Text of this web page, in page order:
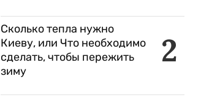
2
Сколько тепла нужно
Киеву, или Что необходимо
сделать, чтобы пережить
зиму